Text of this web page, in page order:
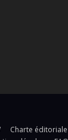
Charte éditoriale